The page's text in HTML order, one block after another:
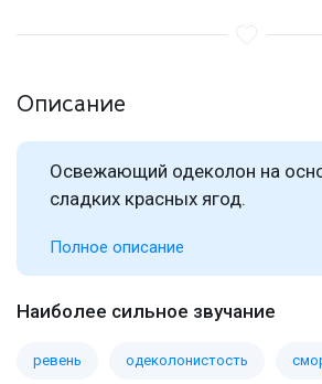
Описание
Освежающий одеколон на
сладких красных ягод.
Полное описание
Наиболее сильное звучание
ревень одеколонистость